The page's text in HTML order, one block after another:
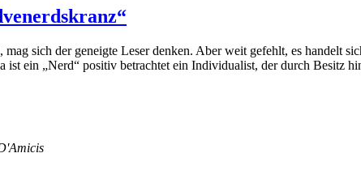
sich der geneigte Leser denken. Aber weit gefehlt, es handelt
ein „Nerd“ positiv betrachtet ein Individualist, der durch Besitz